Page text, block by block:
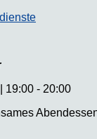
19:00 - 20:00